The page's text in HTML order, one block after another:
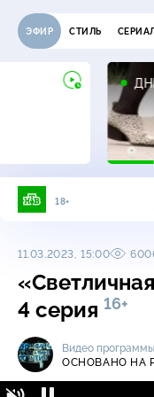
ЭФИР СТИЛЬ СЕРИАЛ
18+
11.03.2023, 15:00
4 серия 16+
Видео программы
ОСНОВАНО НА